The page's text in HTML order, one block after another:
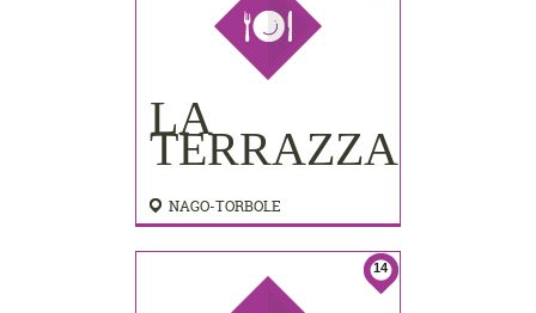
LA
TERRAZZA
NAGO-TORBOLE
14